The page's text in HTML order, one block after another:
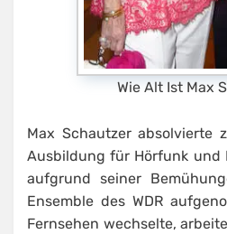
Wie Alt Ist Max
Max Schautzer absolvierte
Ausbildung für Hörfunk und
aufgrund seiner
Ensemble des WDR
Fernsehen wechselte,